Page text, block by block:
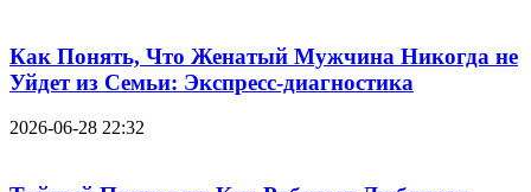
Как Понять, Что Женатый Мужчина Никогда не
Уйдет из Семьи: Экспресс-диагностика
2026-06-28 22:32